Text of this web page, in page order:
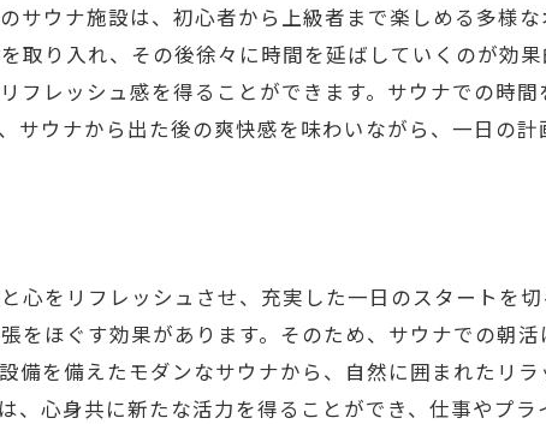
横浜市のサウナで得られる素晴らしい朝のスタ
サウナでリセットする新しい日常
忙しい人々のためのサウナ利用法
サウナで始める新しい健康習慣
横浜市でのサウナ体験がもたらす日常の癒し
サウナがもたらす究極のリラクゼーション
サウナ施設は、初心者から上級者まで楽しめる多様
取り入れ、その後徐々に時間を延ばしていくのが効
フレッシュ感を得ることができます。サウナでの時間
サウナから出た後の爽快感を味わいながら、一日の
心をリフレッシュさせ、充実した一日のスタートを
をほぐす効果があります。そのため、サウナでの朝
備を備えたモダンなサウナから、自然に囲まれたリ
、心身共に新たな活力を得ることができ、仕事やプ